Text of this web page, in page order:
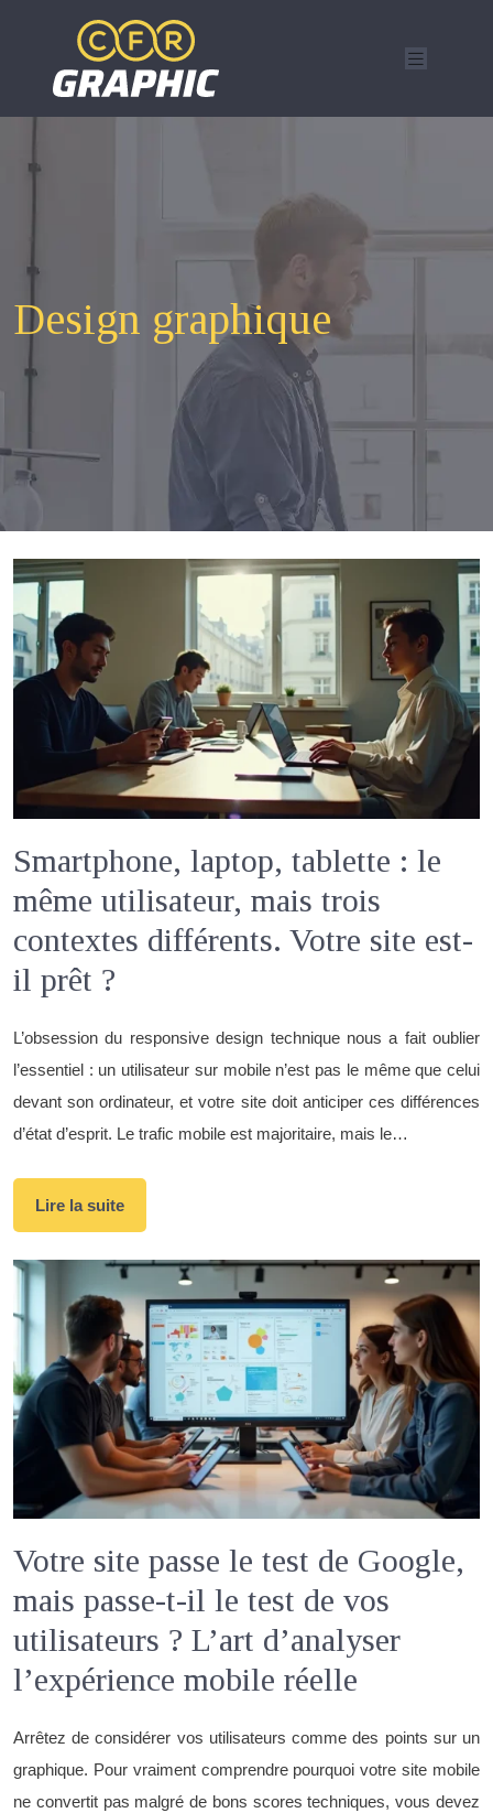
Design graphique
Smartphone, laptop, tablette : le
même utilisateur, mais trois
contextes différents. Votre site est-
il prêt ?
L’obsession du responsive design technique nous a fait oublier
l’essentiel : un utilisateur sur mobile n’est pas le même que celui
devant son ordinateur, et votre site doit anticiper ces différences
d’état d’esprit. Le trafic mobile est majoritaire, mais le…
Lire la suite
Votre site passe le test de Google,
mais passe-t-il le test de vos
utilisateurs ? L’art d’analyser
l’expérience mobile réelle
Arrêtez de considérer vos utilisateurs comme des points sur un
graphique. Pour vraiment comprendre pourquoi votre site mobile
ne convertit pas malgré de bons scores techniques, vous devez